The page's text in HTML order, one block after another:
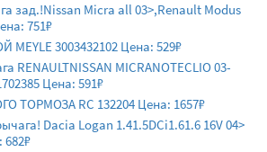
зад.!Nissan Micra all 03>,Renault Modus
751₽
3003432102 Цена: 529₽
RENAULTNISSAN MICRANOTECLIO 03-
Цена: 591₽
ТОРМОЗА RC 132204 Цена: 1657₽
Dacia Logan 1.41.5DCi1.61.6 16V 04>
682₽